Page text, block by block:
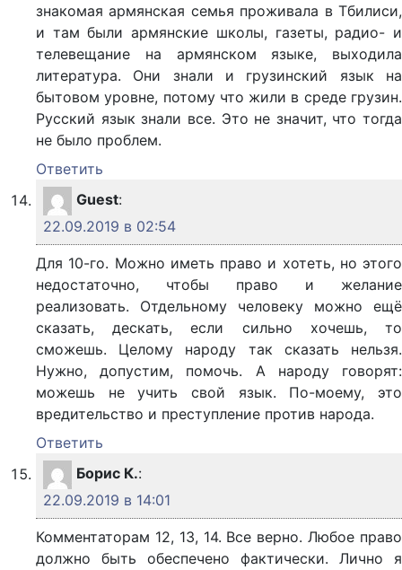
знакомая армянская семья проживала в Тбилиси,
и там были армянские школы, газеты, радио- и
телевещание на армянском языке, выходила
литература. Они знали и грузинский язык на
бытовом уровне, потому что жили в среде грузин.
Русский язык знали все. Это не значит, что тогда
не было проблем.
Ответить
Guest:
22.09.2019 в 02:54
Для 10-го. Можно иметь право и хотеть, но этого
недостаточно, чтобы право и желание
реализовать. Отдельному человеку можно ещё
сказать, дескать, если сильно хочешь, то
сможешь. Целому народу так сказать нельзя.
Нужно, допустим, помочь. А народу говорят:
можешь не учить свой язык. По-моему, это
вредительство и преступление против народа.
Ответить
Борис К.:
22.09.2019 в 14:01
Комментаторам 12, 13, 14. Все верно. Любое право
должно быть обеспечено фактически. Лично я